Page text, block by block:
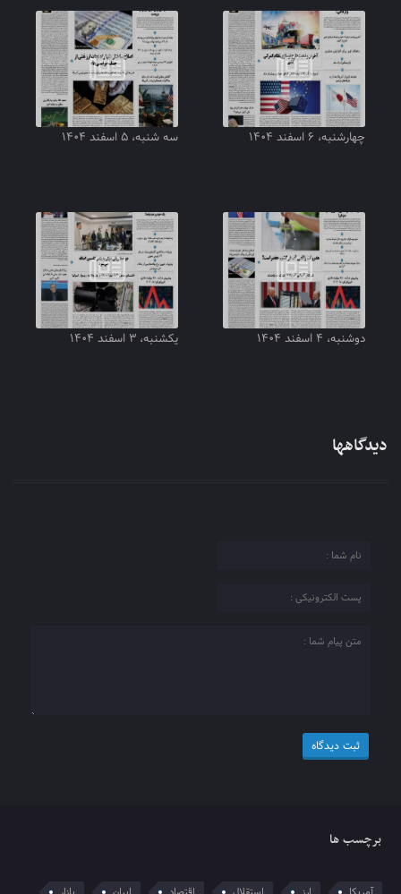
چهارشنبه، ۶ اسفند ۱۴۰۴ سه شنبه، ۵ اسفند ۱۴۰۴
دوشنبه، ۴ اسفند ۱۴۰۴ یکشنبه، ۳ اسفند ۱۴۰۴
دیدگاهها
برچسب ها